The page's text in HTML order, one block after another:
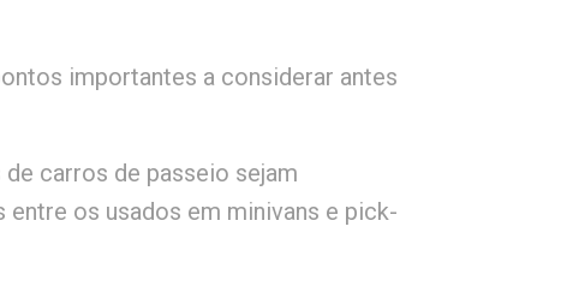
importantes a considerar antes
carros de passeio sejam
os usados em minivans e pick-